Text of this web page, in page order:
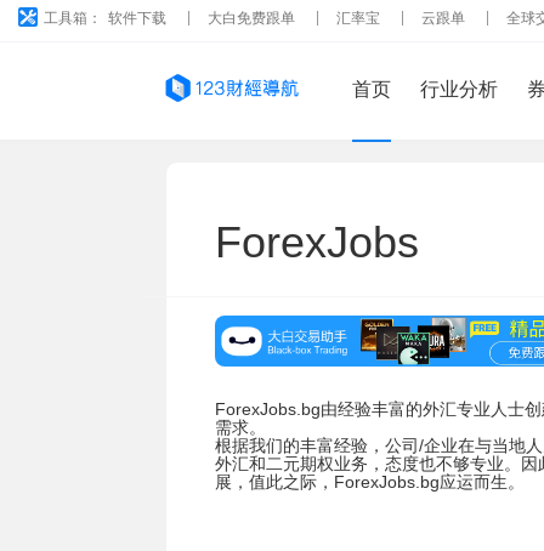
工具箱： 软件下载 大白免费跟单 汇率宝 云跟单 全球
首页 行业分析
ForexJobs
ForexJobs.bg由经验丰富的外汇专业人士
需求。
根据我们的丰富经验，公司/企业在与当地
外汇和二元期权业务，态度也不够专业。
展，值此之际，ForexJobs.bg应运而生。